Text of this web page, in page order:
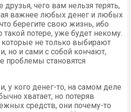
чего вам нельзя терять,
важнее любых денег и любых
берегите свою жизнь, ибо
такой потере, уже будет некому.
не только выбирают
но и сами с собой кончают,
проблемы становятся
у кого денег-то, на самом деле
хватает, но потеряв
средств, они почему-то